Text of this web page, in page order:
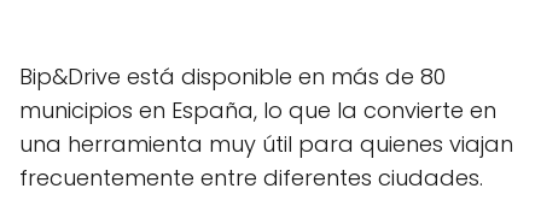
Bip&Drive está disponible en más de 80
municipios en España, lo que la convierte en
una herramienta muy útil para quienes viajan
frecuentemente entre diferentes ciudades.